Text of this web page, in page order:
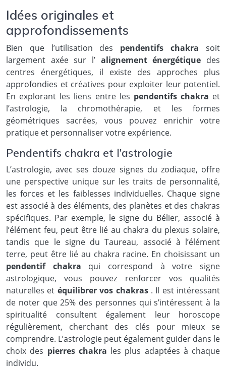
Idées originales et
approfondissements
Bien que l’utilisation des pendentifs chakrasoit
largement axée sur l’ alignement énergétique des
centres énergétiques, il existe des approches plus
approfondies et créatives pour exploiter leur potentiel.
En explorant les liens entre les pendentifs chakra et
l’astrologie, la chromothérapie, et les formes
géométriques sacrées, vous pouvez enrichir votre
pratique et personnaliser votre expérience.
Pendentifs chakra et l’astrologie
L’astrologie, avec ses douze signes du zodiaque, offre
une perspective unique sur les traits de personnalité,
les forces et les faiblesses individuelles. Chaque signe
est associé à des éléments, des planètes et des chakras
spécifiques. Par exemple, le signe du Bélier, associé à
l’élément feu, peut être lié au chakra du plexus solaire,
tandis que le signe du Taureau, associé à l’élément
terre, peut être lié au chakra racine. En choisissant un
pendentif chakra qui correspond à votre signe
astrologique, vous pouvez renforcer vos qualités
naturelles et équilibrer vos chakras . Il est intéressant
de noter que 25% des personnes qui s’intéressent à la
spiritualité consultent également leur horoscope
régulièrement, cherchant des clés pour mieux se
comprendre. L’astrologie peut également guider dans le
choix des pierres chakra les plus adaptées à chaque
individu.